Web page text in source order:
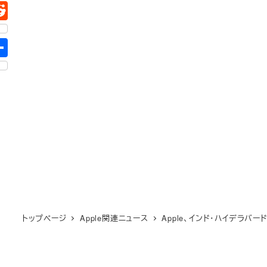
トップページ Apple関連ニュース Apple、インド・ハイデラバ